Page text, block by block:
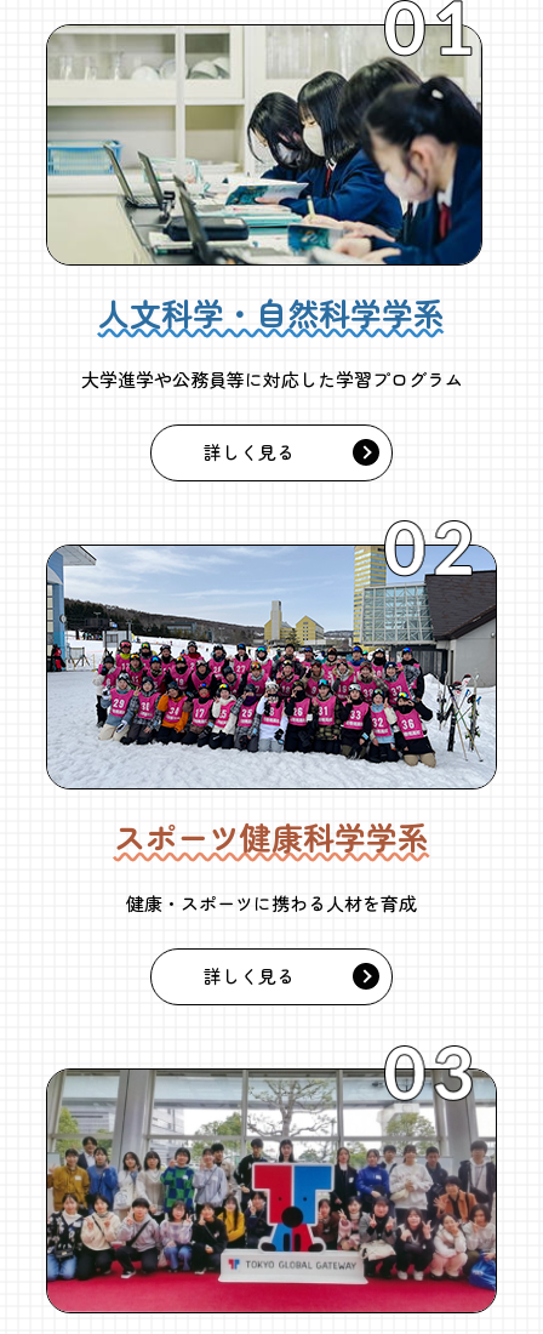
人文科学・自然科学学系
大学進学や公務員等に対応した学習プログラム
詳しく見る
スポーツ健康科学学系
健康・スポーツに携わる人材を育成
詳しく見る